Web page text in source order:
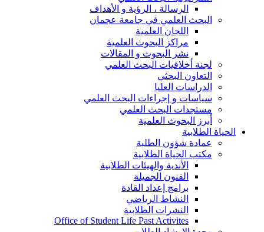
الرسالة ، الرؤية و الأهداف
البحث العلمي في جامعة عجمان
اللجان العلمية
مراكز البحوث العلمية
نشر البحوث و المقالات
لجنة أخلاقيات البحث العلمي
التعاون البحثي
الدراسات العليا
سياسات و إجراءات البحث العلمي
مستجدات البحث العلمي
أبرز البحوث العلمية
الحياة الطلابية
عمادة شؤون الطلبة
مكتب الحياة الطلابية
الأندية والهيئات الطلابية
الفنون الجميلة
برامج إعداد القادة
النشاط الرياضي
النشرات الطلابية
Office of Student Life Past Activites